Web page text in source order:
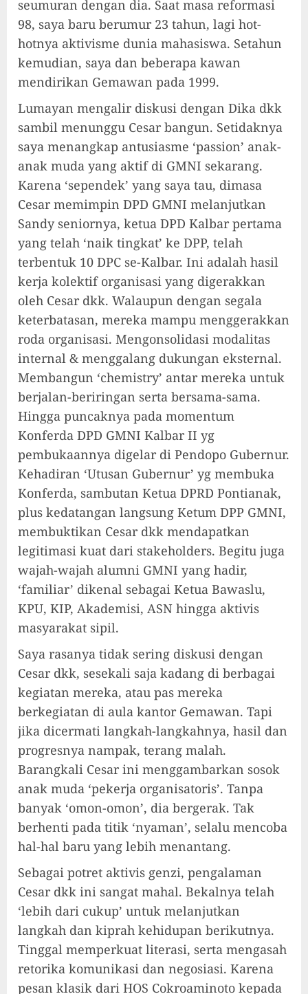
seumuran dengan dia. Saat masa reformasi
98, saya baru berumur 23 tahun, lagi hot-
hotnya aktivisme dunia mahasiswa. Setahun
kemudian, saya dan beberapa kawan
mendirikan Gemawan pada 1999.
Lumayan mengalir diskusi dengan Dika dkk
sambil menunggu Cesar bangun. Setidaknya
saya menangkap antusiasme ‘passion’ anak-
anak muda yang aktif di GMNI sekarang.
Karena ‘sependek’ yang saya tau, dimasa
Cesar memimpin DPD GMNI melanjutkan
Sandy seniornya, ketua DPD Kalbar pertama
yang telah ‘naik tingkat’ ke DPP, telah
terbentuk 10 DPC se-Kalbar. Ini adalah hasil
kerja kolektif organisasi yang digerakkan
oleh Cesar dkk. Walaupun dengan segala
keterbatasan, mereka mampu menggerakkan
roda organisasi. Mengonsolidasi modalitas
internal & menggalang dukungan eksternal.
Membangun ‘chemistry’ antar mereka untuk
berjalan-beriringan serta bersama-sama.
Hingga puncaknya pada momentum
Konferda DPD GMNI Kalbar II yg
pembukaannya digelar di Pendopo Gubernur.
Kehadiran ‘Utusan Gubernur’ yg membuka
Konferda, sambutan Ketua DPRD Pontianak,
plus kedatangan langsung Ketum DPP GMNI,
membuktikan Cesar dkk mendapatkan
legitimasi kuat dari stakeholders. Begitu juga
wajah-wajah alumni GMNI yang hadir,
‘familiar’ dikenal sebagai Ketua Bawaslu,
KPU, KIP, Akademisi, ASN hingga aktivis
masyarakat sipil.
Saya rasanya tidak sering diskusi dengan
Cesar dkk, sesekali saja kadang di berbagai
kegiatan mereka, atau pas mereka
berkegiatan di aula kantor Gemawan. Tapi
jika dicermati langkah-langkahnya, hasil dan
progresnya nampak, terang malah.
Barangkali Cesar ini menggambarkan sosok
anak muda ‘pekerja organisatoris’. Tanpa
banyak ‘omon-omon’, dia bergerak. Tak
berhenti pada titik ‘nyaman’, selalu mencoba
hal-hal baru yang lebih menantang.
Sebagai potret aktivis genzi, pengalaman
Cesar dkk ini sangat mahal. Bekalnya telah
‘lebih dari cukup’ untuk melanjutkan
langkah dan kiprah kehidupan berikutnya.
Tinggal memperkuat literasi, serta mengasah
retorika komunikasi dan negosiasi. Karena
pesan klasik dari HOS Cokroaminoto kepada